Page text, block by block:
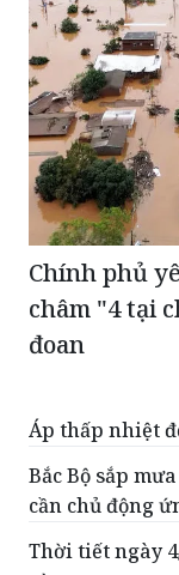
Chính phủ
châm "4 tại
đoan
Áp thấp nhiệt
Bắc Bộ sắp
cần chủ động
Thời tiết ngày